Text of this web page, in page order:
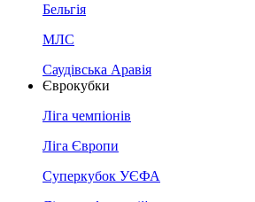
Бельгія
МЛС
Саудівська Аравія
Єврокубки
Ліга чемпіонів
Ліга Європи
Суперкубок УЄФА